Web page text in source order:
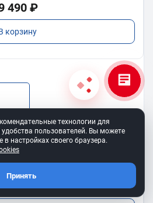
490 ₽
корзину
SS-400VS
190 ₽
технологии для
пользователей. Вы можете
в настройках своего браузера.
Принять